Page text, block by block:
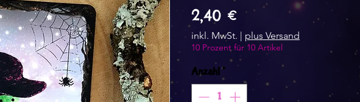
2,40 €Preis
inkl. MwSt. | plus Versand
10 Prozent für 10 Artikel
Anzahl *